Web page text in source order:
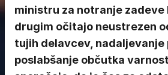
ministru za notranje zadeve
drugim očitajo neustrezen
tujih delavcev,
poslabšanje občutka